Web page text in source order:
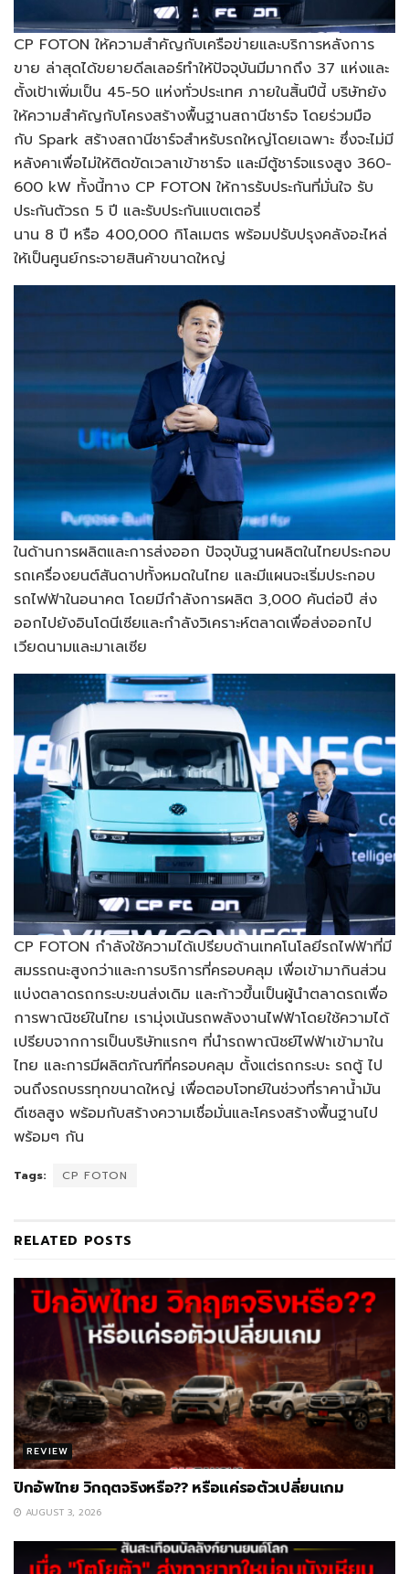
CP FOTON ให้ความสำคัญกับเครือข่ายและบริการหลังการ
ขาย ล่าสุดได้ขยายดีลเลอร์ทำให้ปัจจุบันมีมากถึง 37 แห่งและ
ตั้งเป้าเพิ่มเป็น 45-50 แห่งทั่วประเทศ ภายในสิ้นปีนี้ บริษัทยัง
ให้ความสำคัญกับโครงสร้างพื้นฐานสถานีชาร์จ โดยร่วมมือ
กับ Spark สร้างสถานีชาร์จสำหรับรถใหญ่โดยเฉพาะ ซึ่งจะไม่มี
หลังคาเพื่อไม่ให้ติดขัดเวลาเข้าชาร์จ และมีตู้ชาร์จแรงสูง 360-
600 kW ทั้งนี้ทาง CP FOTON ให้การรับประกันที่มั่นใจ รับ
ประกันตัวรถ 5 ปี และรับประกันแบตเตอรี่
นาน 8 ปี หรือ 400,000 กิโลเมตร พร้อมปรับปรุงคลังอะไหล่
ให้เป็นศูนย์กระจายสินค้าขนาดใหญ่
ในด้านการผลิตและการส่งออก ปัจจุบันฐานผลิตในไทยประกอบ
รถเครื่องยนต์สันดาปทั้งหมดในไทย และมีแผนจะเริ่มประกอบ
รถไฟฟ้าในอนาคต โดยมีกำลังการผลิต 3,000 คันต่อปี ส่ง
ออกไปยังอินโดนีเซียและกำลังวิเคราะห์ตลาดเพื่อส่งออกไป
เวียดนามและมาเลเซีย
CP FOTON กำลังใช้ความได้เปรียบด้านเทคโนโลยีรถไฟฟ้าที่มี
สมรรถนะสูงกว่าและการบริการที่ครอบคลุม เพื่อเข้ามากินส่วน
แบ่งตลาดรถกระบะขนส่งเดิม และก้าวขึ้นเป็นผู้นำตลาดรถเพื่อ
การพาณิชย์ในไทย เรามุ่งเน้นรถพลังงานไฟฟ้าโดยใช้ความได้
เปรียบจากการเป็นบริษัทแรกๆ ที่นำรถพาณิชย์ไฟฟ้าเข้ามาใน
ไทย และการมีผลิตภัณฑ์ที่ครอบคลุม ตั้งแต่รถกระบะ รถตู้ ไป
จนถึงรถบรรทุกขนาดใหญ่ เพื่อตอบโจทย์ในช่วงที่ราคาน้ำมัน
ดีเซลสูง พร้อมกับสร้างความเชื่อมั่นและโครงสร้างพื้นฐานไป
พร้อมๆ กัน
Tags: CP FOTON
RELATED POSTS
REVIEW
ปิกอัพไทย วิกฤตจริงหรือ?? หรือแค่รอตัวเปลี่ยนเกม
AUGUST 3, 2026